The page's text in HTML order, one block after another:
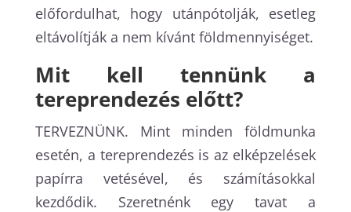
előfordulhat, hogy utánpótolják, esetleg
eltávolítják a nem kívánt földmennyiséget.
Mit kell tennünk a
tereprendezés előtt?
TERVEZNÜNK. Mint minden földmunka
esetén, a tereprendezés is az elképzelések
papírra vetésével, és számításokkal
kezdődik. Szeretnénk egy tavat a